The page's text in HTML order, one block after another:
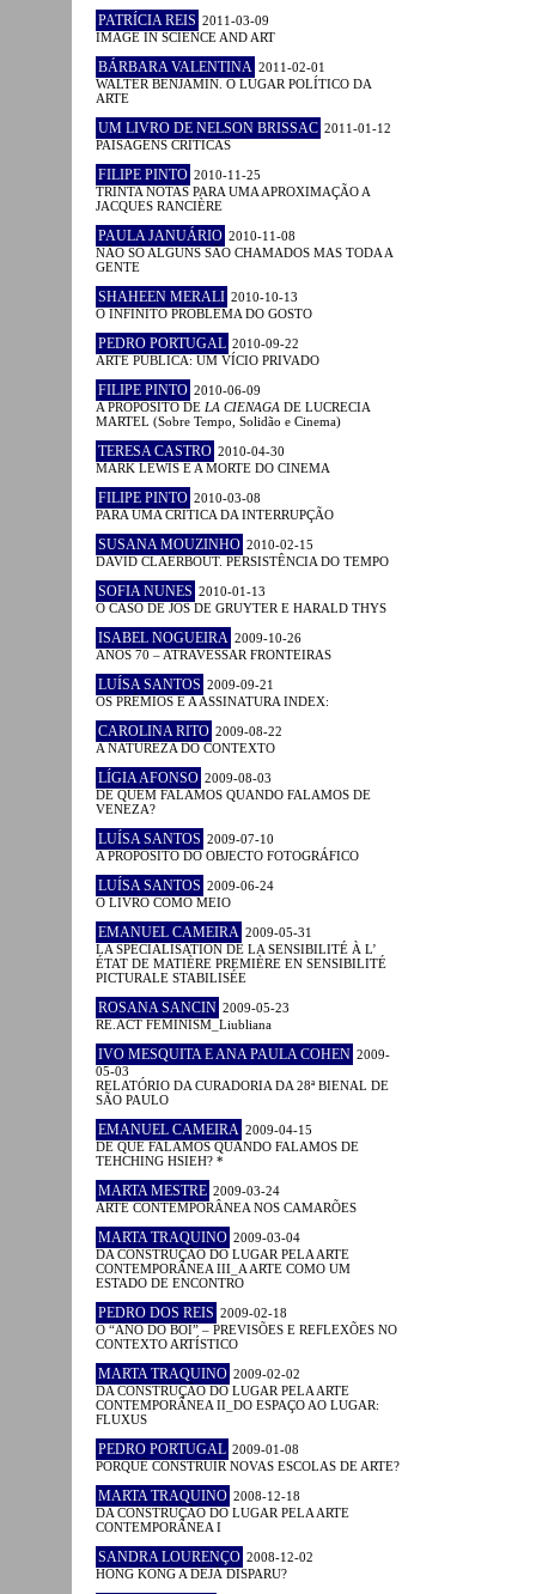
PATRÍCIA REIS 2011-03-09
IMAGE IN SCIENCE AND ART
BÁRBARA VALENTINA 2011-02-01
WALTER BENJAMIN. O LUGAR POLÍTICO DA
ARTE
UM LIVRO DE NELSON BRISSAC 2011-01-12
PAISAGENS CRÍTICAS
FILIPE PINTO 2010-11-25
TRINTA NOTAS PARA UMA APROXIMAÇÃO A
JACQUES RANCIÈRE
PAULA JANUÁRIO 2010-11-08
NÃO SÓ ALGUNS SÃO CHAMADOS MAS TODA A
GENTE
SHAHEEN MERALI 2010-10-13
O INFINITO PROBLEMA DO GOSTO
PEDRO PORTUGAL 2010-09-22
ARTE PÚBLICA: UM VÍCIO PRIVADO
FILIPE PINTO 2010-06-09
A PROPÓSITO DE LA CIENAGA DE LUCRECIA
MARTEL (Sobre Tempo, Solidão e Cinema)
TERESA CASTRO 2010-04-30
MARK LEWIS E A MORTE DO CINEMA
FILIPE PINTO 2010-03-08
PARA UMA CRÍTICA DA INTERRUPÇÃO
SUSANA MOUZINHO 2010-02-15
DAVID CLAERBOUT. PERSISTÊNCIA DO TEMPO
SOFIA NUNES 2010-01-13
O CASO DE JOS DE GRUYTER E HARALD THYS
ISABEL NOGUEIRA 2009-10-26
ANOS 70 – ATRAVESSAR FRONTEIRAS
LUÍSA SANTOS 2009-09-21
OS PRÉMIOS E A ASSINATURA INDEX:
CAROLINA RITO 2009-08-22
A NATUREZA DO CONTEXTO
LÍGIA AFONSO 2009-08-03
DE QUEM FALAMOS QUANDO FALAMOS DE
VENEZA?
LUÍSA SANTOS 2009-07-10
A PROPÓSITO DO OBJECTO FOTOGRÁFICO
LUÍSA SANTOS 2009-06-24
O LIVRO COMO MEIO
EMANUEL CAMEIRA 2009-05-31
LA SPÉCIALISATION DE LA SENSIBILITÉ À L’
ÉTAT DE MATIÈRE PREMIÈRE EN SENSIBILITÉ
PICTURALE STABILISÉE
ROSANA SANCIN 2009-05-23
RE.ACT FEMINISM_Liubliana
IVO MESQUITA E ANA PAULA COHEN 2009-
05-03
RELATÓRIO DA CURADORIA DA 28ª BIENAL DE
SÃO PAULO
EMANUEL CAMEIRA 2009-04-15
DE QUE FALAMOS QUANDO FALAMOS DE
TEHCHING HSIEH? *
MARTA MESTRE 2009-03-24
ARTE CONTEMPORÂNEA NOS CAMARÕES
MARTA TRAQUINO 2009-03-04
DA CONSTRUÇÃO DO LUGAR PELA ARTE
CONTEMPORÂNEA III_A ARTE COMO UM
ESTADO DE ENCONTRO
PEDRO DOS REIS 2009-02-18
O “ANO DO BOI” – PREVISÕES E REFLEXÕES NO
CONTEXTO ARTÍSTICO
MARTA TRAQUINO 2009-02-02
DA CONSTRUÇÃO DO LUGAR PELA ARTE
CONTEMPORÂNEA II_DO ESPAÇO AO LUGAR:
FLUXUS
PEDRO PORTUGAL 2009-01-08
PORQUÊ CONSTRUIR NOVAS ESCOLAS DE ARTE?
MARTA TRAQUINO 2008-12-18
DA CONSTRUÇÃO DO LUGAR PELA ARTE
CONTEMPORÂNEA I
SANDRA LOURENÇO 2008-12-02
HONG KONG A DÉJÀ DISPARU?